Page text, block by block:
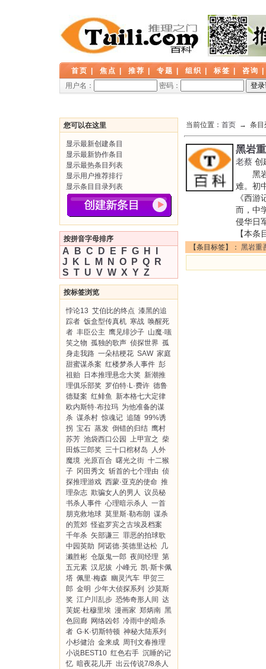
首页 焦点 推荐 专题 组织 标签 咨询
用户名：
密码：
您可以在这里
显示最新创建条目
显示最新协作条目
显示最热条目列表
显示用户推荐排行
显示条目目录列表
按拼音字母排序
A B C D E F G H
J
K L M N O P Q
R
S T U V W X Y Z
按标签浏览
悖论13 艾伯比的终点 漆黑的追
踪者 饭盒型传真机 寒战 唤醒死
者 丰臣公主 鹰见绯沙子 山魔·嗤
笑之物 孤独的歌声 侦探世界 孤
身走我路 一朵桔梗花 SAW 家庭
甜蜜谋杀案 红楼梦杀人事件 彭
祖贻 日本推理悬念大奖 新潮推
理俱乐部奖 罗伯特·L·费许 德鲁
德疑案 红鲱鱼
新本格七大定律
欧内斯特·布拉玛 为他准备的谋
杀 谋杀村 惊魂记 追随 99%诱
拐 宝石 蒸发 倒错的归结 鹰村
苏芳 池袋西口公园 上甲宣之 柴
田炼三郎奖 三十口棺材岛
人外
魔境 光原百合 曙光之街 十二猴
子 冈田秀文 斩首的七个理由 侦
探推理游戏 西蒙·亚克的使命 推
理杂志 欺骗女人的男人 议员秘
书杀人事件 心理暗示杀人 一首
朋克救地球 莫里斯·勒布朗 谋杀
的荒郊 怪盗罗宾之古埃及档案
千年杀 矢部谦三 罪恶的拍球歌
中园英助 阿诺德·英德里达松 几
濑胜彬 仓阪鬼一郎 夜间经理 第
五元素 汉尼拔 小峰元 凯·斯卡佩
塔 佩里·梅森 幽灵汽车 甲贺三
郎 金明 少年大侦探系列
沙莫斯
奖 江户川乱步 恐怖奇形人间 达
芙妮·杜穆里埃 漫画家 郑炳南 黑
色回廊 网络凶邻 冷雨中的暗杀
者 G·K·切斯特顿 神秘大陆系列
小杉健治 金来成 周刊文春推理
小说BEST10 红色右手 沉睡的记
忆 暗夜花儿开 出云传说7/8杀人
当前位置： 首页 → 条目
黑岩
老蔡 创
黑岩
难。初
《西
而，中
侵华日
【本条
【条目标签】： 黑岩重